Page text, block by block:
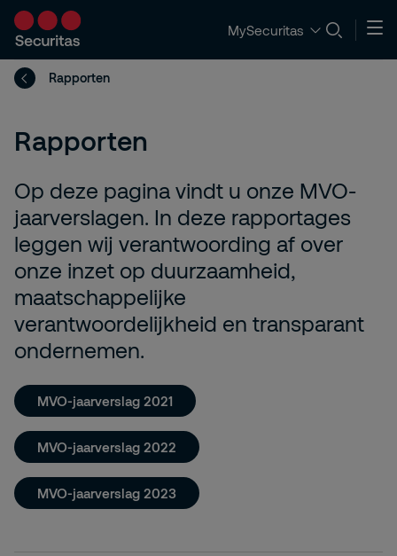
MySecuritas
Rapporten
Rapporten
Op deze pagina vindt u onze MVO-
jaarverslagen. In deze rapportages
leggen wij verantwoording af over
onze inzet op duurzaamheid,
maatschappelijke
verantwoordelijkheid en transparant
ondernemen.
MVO-jaarverslag 2021
MVO-jaarverslag 2022
MVO-jaarverslag 2023